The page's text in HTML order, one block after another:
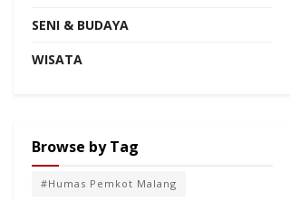
SENI & BUDAYA
WISATA
Browse by Tag
#Humas Pemkot Malang